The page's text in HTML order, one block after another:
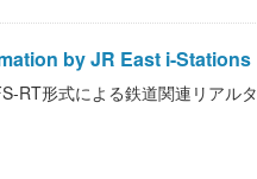
by JR East i-Stations
RT形式による鉄道関連リアルタ